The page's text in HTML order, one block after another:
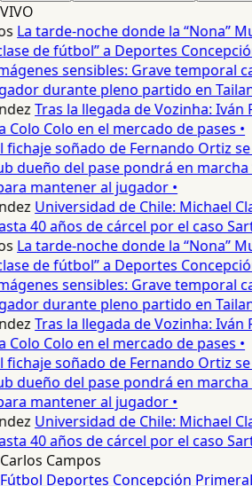
VIVO
La tarde-noche donde la “Nona”
de fútbol” a Deportes
sensibles: Grave temporal
durante pleno partido en
Tras la llegada de Vozinha: Iván
Colo en el mercado de pases •
fichaje soñado de Fernando Ortiz se
dueño del pase pondrá en marcha
mantener al jugador •
Universidad de Chile: Michael
40 años de cárcel por el caso
La tarde-noche donde la “Nona”
de fútbol” a Deportes
sensibles: Grave temporal
durante pleno partido en
Tras la llegada de Vozinha: Iván
Colo en el mercado de pases •
fichaje soñado de Fernando Ortiz se
dueño del pase pondrá en marcha
mantener al jugador •
Universidad de Chile: Michael
40 años de cárcel por el caso
Carlos Campos
Fútbol Deportes Concepción